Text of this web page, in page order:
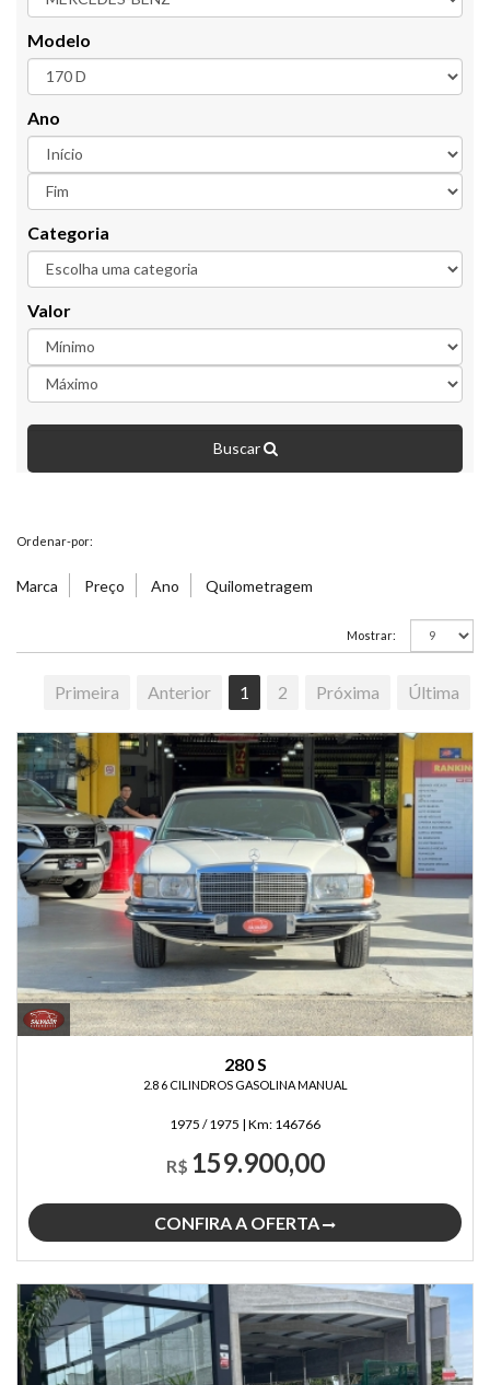
Modelo
Ano
Categoria
Valor
Buscar
Ordenar-por:
Marca Preço Ano Quilometragem
Mostrar:
Primeira Anterior 1 2 Próxima Última
280 S
2.8 6 CILINDROS GASOLINA MANUAL
1975 / 1975 | Km: 146766
R$ 159.900,00
CONFIRA A OFERTA